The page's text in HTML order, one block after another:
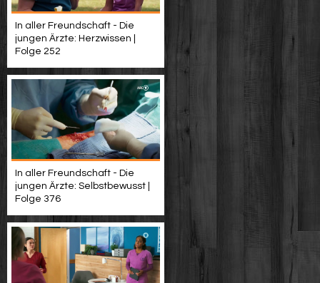
In aller Freundschaft - Die
jungen Ärzte: Herzwissen |
Folge 252
In aller Freundschaft - Die
jungen Ärzte: Selbstbewusst |
Folge 376